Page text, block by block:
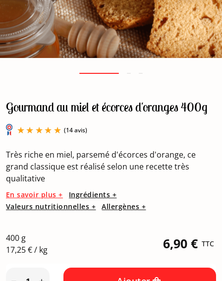
Gourmand au miel et écorces d'oranges 400g
(14 avis)
Très riche en miel, parsemé d'écorces d'orange, ce
grand classique est réalisé selon une recette très
qualitative
En savoir plus +
Ingrédients +
Valeurs nutritionnelles +
Allergènes +
400 g
17,25 € / kg
6,90 € TTC